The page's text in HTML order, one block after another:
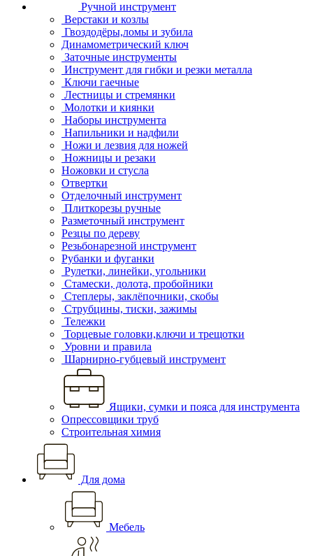
Ручной инструмент
Верстаки и козлы
Гвоздодёры,ломы и зубила
Динамометрический ключ
Заточные инструменты
Инструмент для гибки и резки металла
Ключи гаечные
Лестницы и стремянки
Молотки и киянки
Наборы инструмента
Напильники и надфили
Ножи и лезвия для ножей
Ножницы и резаки
Ножовки и стусла
Отвертки
Отделочный инструмент
Плиткорезы ручные
Разметочный инструмент
Резцы по дереву
Резьбонарезной инструмент
Рубанки и фуганки
Рулетки, линейки, угольники
Стамески, долота, пробойники
Степлеры, заклёпочники, скобы
Струбцины, тиски, зажимы
Тележки
Торцевые головки,ключи и трещотки
Уровни и правила
Шарнирно-губцевый инструмент
Ящики, сумки и пояса для инструмента
Опрессовщики труб
Строительная химия
Для дома
Мебель